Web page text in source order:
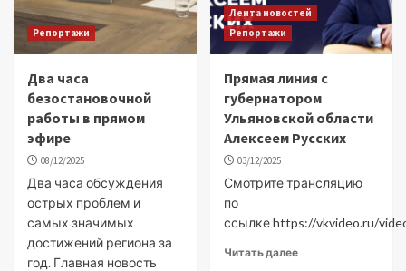
Репортажи
Два часа
безостановочной
работы в прямом
эфире
08/12/2025
Два часа обсуждения
острых проблем и
самых значимых
достижений региона за
год. Главная новость
Лента новостей
Репортажи
Прямая линия с
губернатором
Ульяновской области
Алексеем Русских
03/12/2025
Смотрите трансляцию
по
ссылке https://vkvideo.ru/
Читать далее